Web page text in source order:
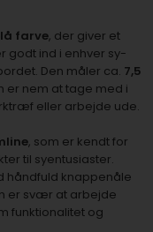
farve, der giver et
godt ind i enhver sy-
Den måler ca. 7,5
er nem at tage med i
eller arbejde ude.
, som er kendt for
til syentusiaster.
håndfuld knappenåle
er svær at arbejde
funktionalitet og